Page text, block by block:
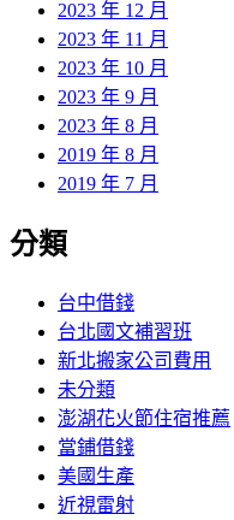
2023 年 12 月
2023 年 11 月
2023 年 10 月
2023 年 9 月
2023 年 8 月
2019 年 8 月
2019 年 7 月
分類
台中借錢
台北國文補習班
新北搬家公司費用
未分類
澎湖花火節住宿推薦
當鋪借錢
美國生產
近視雷射